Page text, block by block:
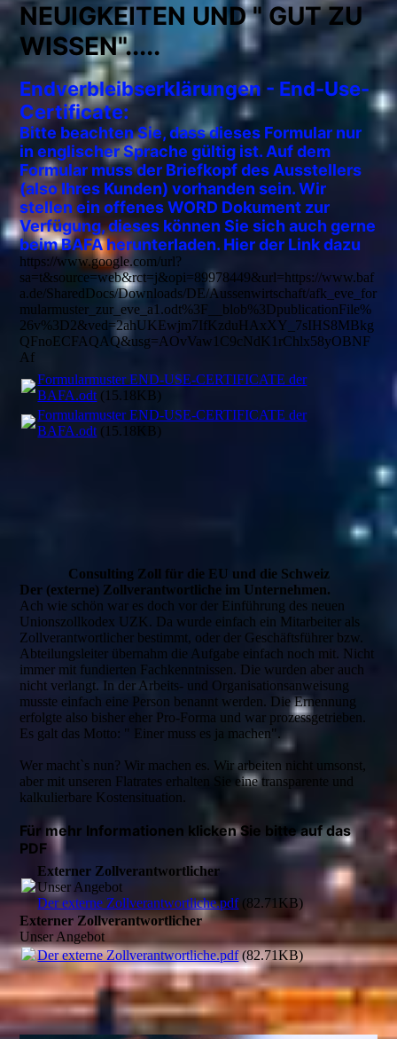
NEUIGKEITEN UND " GUT ZU
WISSEN".....
Endverbleibserklärungen - End-Use-
Certificate:
Bitte beachten Sie, dass dieses Formular nur
in englischer Sprache gültig ist. Auf dem
Formular muss der Briefkopf des Ausstellers
(also Ihres Kunden) vorhanden sein. Wir
stellen ein offenes WORD Dokument zur
Verfügung, dieses können Sie sich auch gerne
beim BAFA herunterladen. Hier der Link dazu
https://www.google.com/url?
sa=t&source=web&rct=j&opi=89978449&url=https://www.baf
a.de/SharedDocs/Downloads/DE/Aussenwirtschaft/afk_eve_for
mularmuster_zur_eve_a1.odt%3F__blob%3DpublicationFile%
26v%3D2&ved=2ahUKEwjm7IfKzduHAxXY_7sIHS8MBkg
QFnoECFAQAQ&usg=AOvVaw1C9cNdK1rChlx58yOBNF
Af
Formularmuster END-USE-CERTIFICATE der
BAFA.odt (15.18KB)
Formularmuster END-USE-CERTIFICATE der
BAFA.odt (15.18KB)
Consulting Zoll für die EU und die Schweiz
Der (externe) Zollverantwortliche im Unternehmen.
Ach wie schön war es doch vor der Einführung des neuen
Unionszollkodex UZK. Da wurde einfach ein Mitarbeiter als
Zollverantwortlicher bestimmt, oder der Geschäftsführer bzw.
Abteilungsleiter übernahm die Aufgabe einfach noch mit. Nicht
immer mit fundierten Fachkenntnissen. Die wurden aber auch
nicht verlangt. In der Arbeits- und Organisationsanweisung
musste einfach eine Person benannt werden. Die Ernennung
erfolgte also bisher eher Pro-Forma und war prozessgetrieben.
Es galt das Motto: " Einer muss es ja machen".
Wer macht`s nun? Wir machen es. Wir arbeiten nicht umsonst,
aber mit unseren Flatrates erhalten Sie eine transparente und
kalkulierbare Kostensituation.
Für mehr Informationen klicken Sie bitte auf das
PDF
Externer Zollverantwortlicher
Unser Angebot
Der externe Zollverantwortliche.pdf(82.71KB)
Externer Zollverantwortlicher
Unser Angebot
Der externe Zollverantwortliche.pdf(82.71KB)